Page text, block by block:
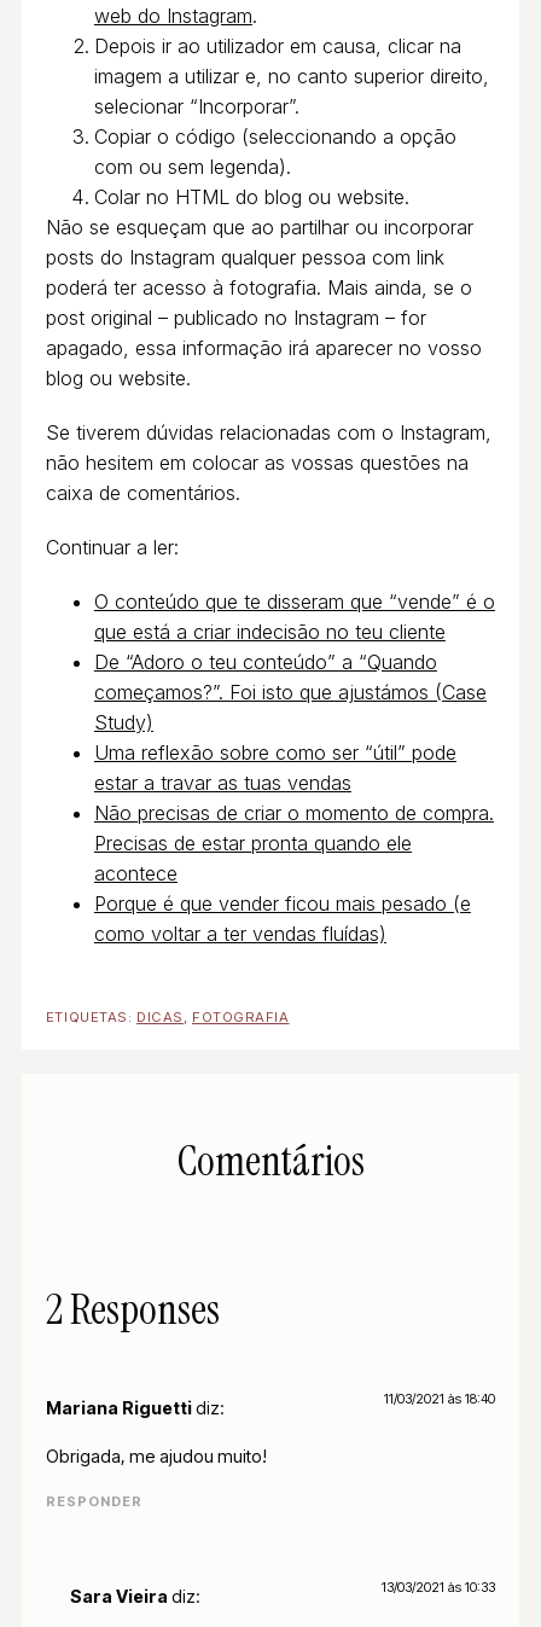
web do Instagram.
Depois ir ao utilizador em causa, clicar na
imagem a utilizar e, no canto superior direito,
selecionar “Incorporar”.
Copiar o código (seleccionando a opção
com ou sem legenda).
Colar no HTML do blog ou website.
Não se esqueçam que ao partilhar ou incorporar
posts do Instagram qualquer pessoa com link
poderá ter acesso à fotografia. Mais ainda, se o
post original – publicado no Instagram – for
apagado, essa informação irá aparecer no vosso
blog ou website.
Se tiverem dúvidas relacionadas com o Instagram,
não hesitem em colocar as vossas questões na
caixa de comentários.
Continuar a ler:
O conteúdo que te disseram que “vende” é o
que está a criar indecisão no teu cliente
De “Adoro o teu conteúdo” a “Quando
começamos?”. Foi isto que ajustámos (Case
Study)
Uma reflexão sobre como ser “útil” pode
estar a travar as tuas vendas
Não precisas de criar o momento de compra.
Precisas de estar pronta quando ele
acontece
Porque é que vender ficou mais pesado (e
como voltar a ter vendas fluídas)
ETIQUETAS: DICAS , FOTOGRAFIA
Comentários
2 Responses
Mariana Riguettidiz: 11/03/2021 às 18:40
Obrigada, me ajudou muito!
RESPONDER
Sara Vieira diz: 13/03/2021 às 10:33